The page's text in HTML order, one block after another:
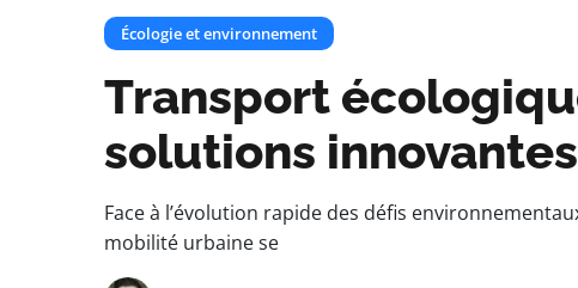
Écologie et environnement
Transport
solutions
Face à l’évolution rapide des défis
mobilité urbaine se